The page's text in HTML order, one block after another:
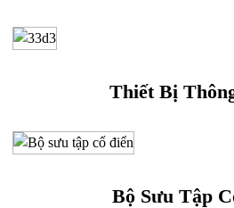
Thiết Bị
Bộ Sưu Tập